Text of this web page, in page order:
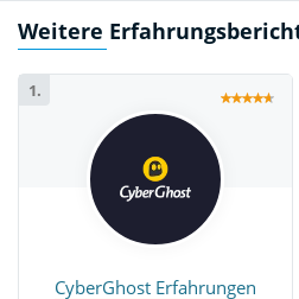
Weitere
1.
CyberGhost Erfahrungen